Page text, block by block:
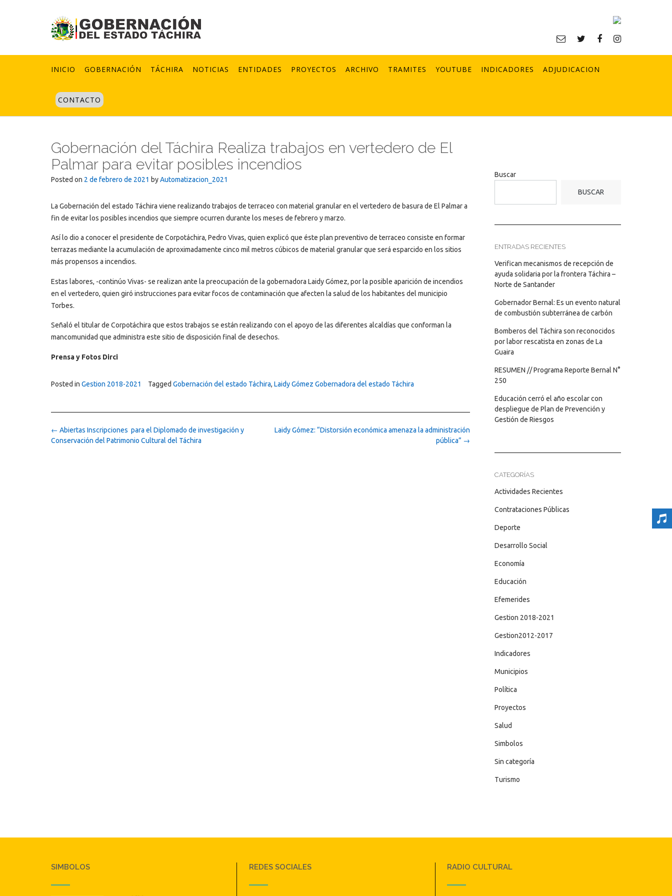
INICIO GOBERNACIÓN TÁCHIRA NOTICIAS ENTIDADES PROYECTOS ARCHIVO TRAMITES YOUTUBE INDICADORES ADJUDICACION
CONTACTO
Gobernación del Táchira Realiza trabajos en vertedero de El
Palmar para evitar posibles incendios
Posted on 2 de febrero de 2021 byAutomatizacion_2021
La Gobernación del estado Táchira viene realizando trabajos de terraceo con material granular en el vertedero de basura de El Palmar a
fin de evitar los posibles incendios que siempre ocurren durante los meses de febrero y marzo.
Así lo dio a conocer el presidente de Corpotáchira, Pedro Vivas, quien explicó que éste plan preventivo de terraceo consiste en formar
terrazas mediante la acumulación de aproximadamente cinco mil metros cúbicos de material granular que será esparcido en los sitios
más propensos a incendios.
Estas labores, -continúo Vivas- se realizan ante la preocupación de la gobernadora Laidy Gómez, por la posible aparición de incendios
en el vertedero, quien giró instrucciones para evitar focos de contaminación que afecten la salud de los habitantes del municipio
Torbes.
Señaló el titular de Corpotáchira que estos trabajos se están realizando con el apoyo de las diferentes alcaldías que conforman la
mancomunidad que administra este sitio de disposición final de desechos.
Prensa y Fotos Dirci
Posted in Gestion 2018-2021 Tagged Gobernación del estado Táchira, Laidy Gómez Gobernadora del estado Táchira
Post
navigation
Laidy Gómez: “Distorsión económica amenaza la administración
pública” →
← Abiertas Inscripciones para el Diplomado de investigación y
Conservación del Patrimonio Cultural del Táchira
Buscar
BUSCAR
ENTRADAS RECIENTES
Verifican mecanismos de recepción de
ayuda solidaria por la frontera Táchira –
Norte de Santander
Gobernador Bernal: Es un evento natural
de combustión subterránea de carbón
Bomberos del Táchira son reconocidos
por labor rescatista en zonas de La
Guaira
RESUMEN // Programa Reporte Bernal N°
250
Educación cerró el año escolar con
despliegue de Plan de Prevención y
Gestión de Riesgos
CATEGORÍAS
Actividades Recientes
Contrataciones Públicas
Deporte
Desarrollo Social
Economía
Educación
Efemerides
Gestion 2018-2021
Gestion2012-2017
Indicadores
Municipios
Política
Proyectos
Salud
Simbolos
Sin categoría
Turismo
SIMBOLOS REDES SOCIALES RADIO CULTURAL